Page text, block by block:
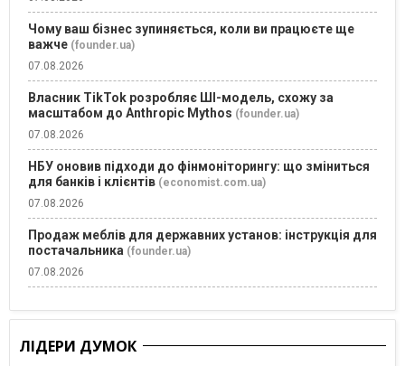
Чому ваш бізнес зупиняється, коли ви працюєте ще
важче (founder.ua)
07.08.2026
Власник TikTok розробляє ШІ-модель, схожу за
масштабом до Anthropic Mythos (founder.ua)
07.08.2026
НБУ оновив підходи до фінмоніторингу: що зміниться
для банків і клієнтів (economist.com.ua)
07.08.2026
Продаж меблів для державних установ: інструкція для
постачальника (founder.ua)
07.08.2026
ЛІДЕРИ ДУМОК